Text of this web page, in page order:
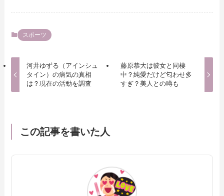
スポーツ
河井ゆずる（アインシュ
タイン）の病気の真相
は？現在の活動を調査
藤原恭大は彼女と同棲
中？純愛だけど匂わせ多
すぎ？美人との噂も
この記事を書いた人